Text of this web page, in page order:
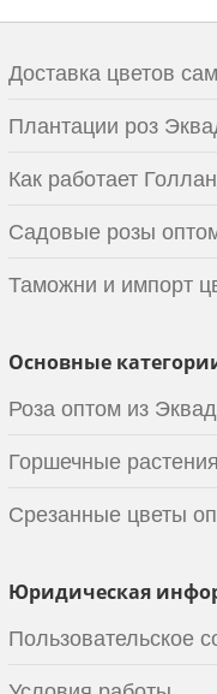
Доставка цветов
Плантации роз
Как работает
Садовые розы
Таможни и импорт
Основные
Роза оптом из
Горшечные растения
Срезанные цветы
Юридическая
Пользовательское